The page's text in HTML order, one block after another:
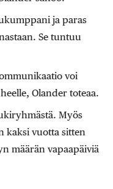
ja paras
Se tuntuu
voi
Olander toteaa.
Myös
kaksi vuotta sitten
määrän vapaapäiviä